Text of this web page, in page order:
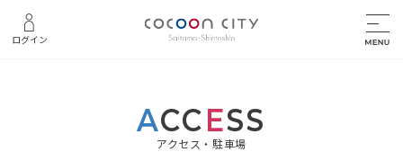
ログイン
ACCESS
アクセス・駐車場